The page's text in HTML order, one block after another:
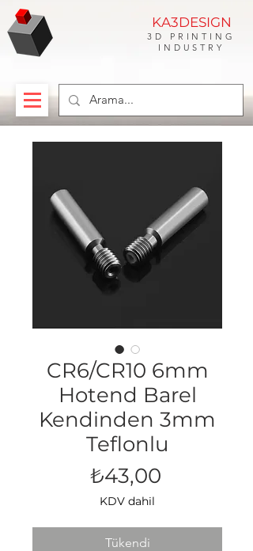
KA3DESIGN
3D PRINTING
INDUSTRY
CR6/CR10 6mm
Hotend Barel
Kendinden 3mm
Teflonlu
₺43,00Fiyat
KDV dahil
Tükendi